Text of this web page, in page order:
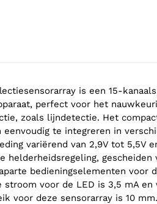
is een 15-
perfect voor het
zoals lijndetectie. Het
eenvoudig te integreren in
variërend van 2,9V tot 5,5V
helderheidsregeling, gescheiden
bedieningselementen voor
stroom voor de LED is 3,5 mA
voor deze sensorarray is 10 mm.